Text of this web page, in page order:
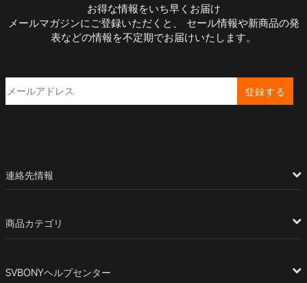
お得な情報をいち早くお届け
メールマガジンにご登録いただくと、 セール情報や新商品の発
表などの情報を不定期でお届けいたします。
登録する
連絡先情報
商品カテゴリ
SVBONYヘルプセンター